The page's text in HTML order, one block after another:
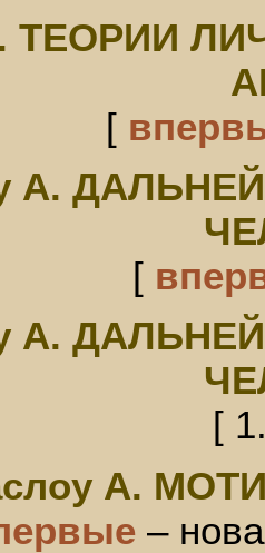
ТЕОРИИ
[
А.
[
А.
[
А.
–